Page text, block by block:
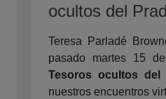
ocultos del
conferencia de
Browne-
Teresa Parladé
pasado martes 15
Tesoros ocultos del
nuestros encuentros